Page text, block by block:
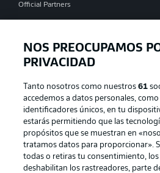
Official Partners
Publicidad
Gestionar las preferencias
NOS PREOCUPAMOS
PRIVACIDAD
Tanto nosotros como nuestros61
accedemos a datos personales,
identificadores únicos, en tu
estarás permitiendo que las
propósitos que se muestran en
tratamos datos para proporcionar».
todas o retiras tu consentimiento, los
deshabilitan los rastreadores, parte